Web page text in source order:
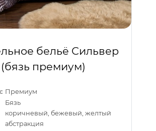
бельё Сильвер
(бязь премиум)
Премиум
Бязь
коричневый, бежевый, желтый
абстракция